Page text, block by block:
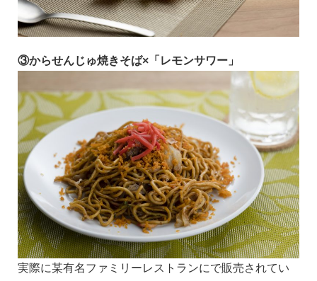
③からせんじゅ焼きそば×「レモンサワー」
実際に某有名ファミリーレストランにで販売されてい